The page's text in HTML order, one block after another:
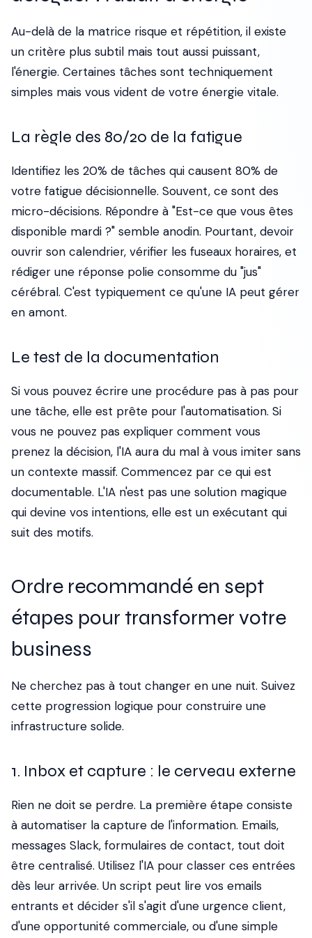
Au-delà de la matrice risque et répétition, il existe
un critère plus subtil mais tout aussi puissant,
l'énergie. Certaines tâches sont techniquement
simples mais vous vident de votre énergie vitale.
La règle des 80/20 de la fatigue
Identifiez les 20% de tâches qui causent 80% de
votre fatigue décisionnelle. Souvent, ce sont des
micro-décisions. Répondre à "Est-ce que vous êtes
disponible mardi ?" semble anodin. Pourtant, devoir
ouvrir son calendrier, vérifier les fuseaux horaires, et
rédiger une réponse polie consomme du "jus"
cérébral. C'est typiquement ce qu'une IA peut gérer
en amont.
Le test de la documentation
Si vous pouvez écrire une procédure pas à pas pour
une tâche, elle est prête pour l'automatisation. Si
vous ne pouvez pas expliquer comment vous
prenez la décision, l'IA aura du mal à vous imiter sans
un contexte massif. Commencez par ce qui est
documentable. L'IA n'est pas une solution magique
qui devine vos intentions, elle est un exécutant qui
suit des motifs.
Ordre recommandé en sept
étapes pour transformer votre
business
Ne cherchez pas à tout changer en une nuit. Suivez
cette progression logique pour construire une
infrastructure solide.
1. Inbox et capture : le cerveau externe
Rien ne doit se perdre. La première étape consiste
à automatiser la capture de l'information. Emails,
messages Slack, formulaires de contact, tout doit
être centralisé. Utilisez l'IA pour classer ces entrées
dès leur arrivée. Un script peut lire vos emails
entrants et décider s'il s'agit d'une urgence client,
d'une opportunité commerciale, ou d'une simple